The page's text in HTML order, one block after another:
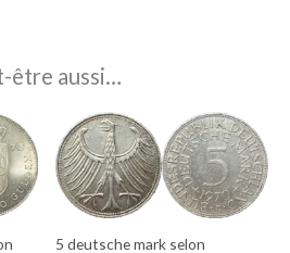
être aussi…
5 deutsche mark selon